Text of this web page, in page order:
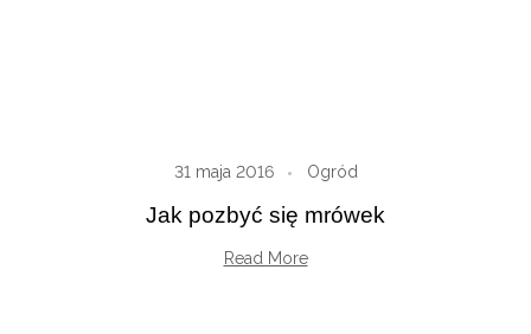
31 maja 2016 Ogród
Jak pozbyć się mrówek
Read More